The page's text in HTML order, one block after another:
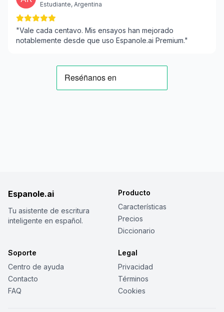
Estudiante, Argentina
"Vale cada centavo. Mis ensayos han mejorado
notablemente desde que uso Espanole.ai Premium."
Espanole.ai
Tu asistente de escritura
inteligente en español.
Producto
Características
Precios
Diccionario
Soporte
Centro de ayuda
Contacto
FAQ
Legal
Privacidad
Términos
Cookies